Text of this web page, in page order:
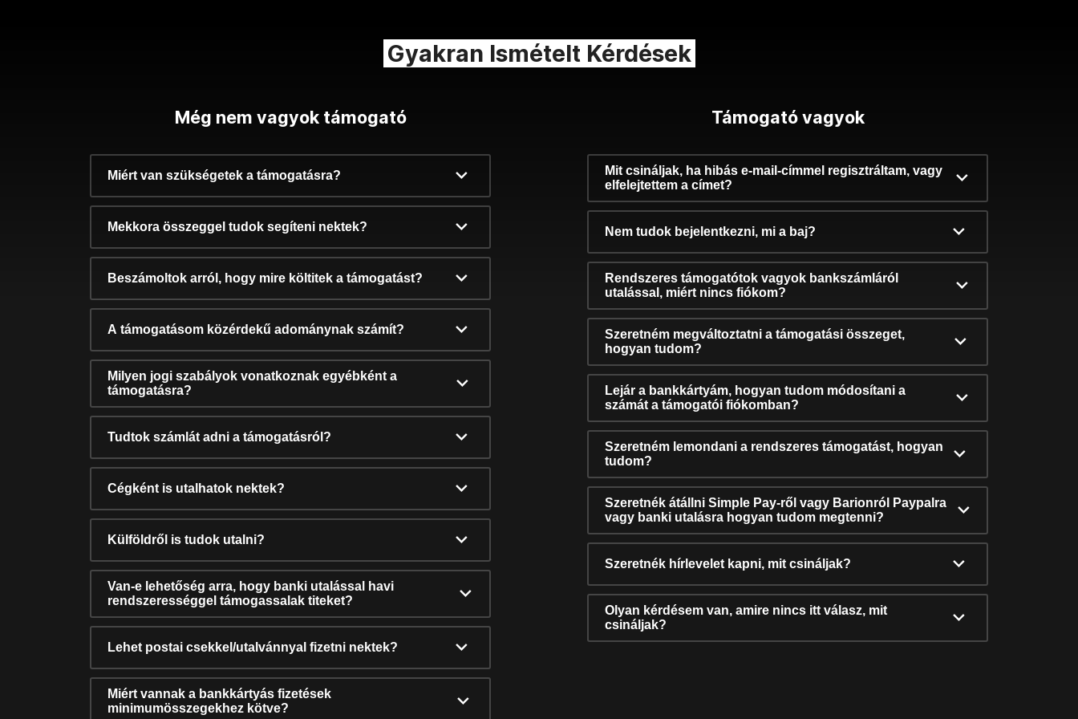
Gyakran Ismételt Kérdések
Még nem vagyok támogató
Miért van szükségetek a támogatásra?
Mekkora összeggel tudok segíteni nektek?
Beszámoltok arról, hogy mire költitek a támogatást?
A támogatásom közérdekű adománynak számít?
Milyen jogi szabályok vonatkoznak egyébként a
támogatásra?
Tudtok számlát adni a támogatásról?
Cégként is utalhatok nektek?
Külföldről is tudok utalni?
Van-e lehetőség arra, hogy banki utalással havi
rendszerességgel támogassalak titeket?
Lehet postai csekkel/utalvánnyal fizetni nektek?
Miért vannak a bankkártyás fizetések
minimumösszegekhez kötve?
Támogató vagyok
Mit csináljak, ha hibás e-mail-címmel regisztráltam, vagy
elfelejtettem a címet?
Nem tudok bejelentkezni, mi a baj?
Rendszeres támogatótok vagyok bankszámláról
utalással, miért nincs fiókom?
Szeretném megváltoztatni a támogatási összeget,
hogyan tudom?
Lejár a bankkártyám, hogyan tudom módosítani a
számát a támogatói fiókomban?
Szeretném lemondani a rendszeres támogatást, hogyan
tudom?
Szeretnék átállni Simple Pay-ről vagy Barionról Paypalra
vagy banki utalásra hogyan tudom megtenni?
Szeretnék hírlevelet kapni, mit csináljak?
Olyan kérdésem van, amire nincs itt válasz, mit
csináljak?